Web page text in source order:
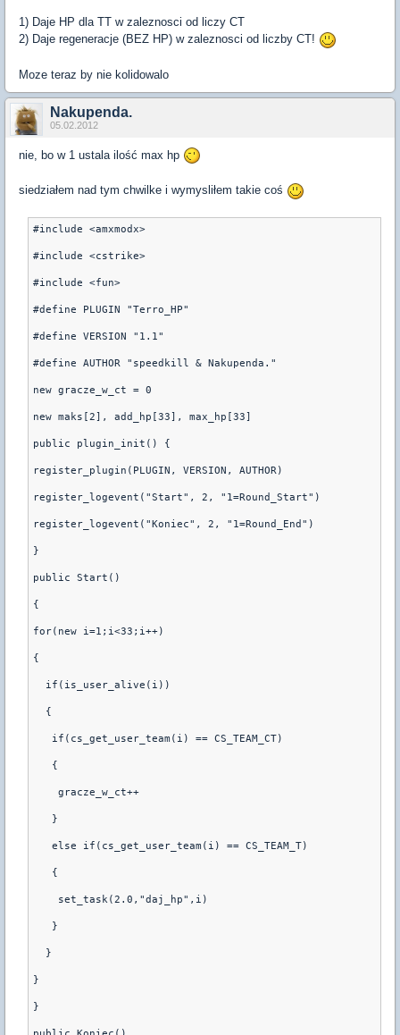
1) Daje HP dla TT w zaleznosci od liczy CT
2) Daje regeneracje (BEZ HP) w zaleznosci od liczby CT!
Moze teraz by nie kolidowalo
Nakupenda.
05.02.2012
nie, bo w 1 ustala ilość max hp
siedziałem nad tym chwilke i wymysliłem takie coś
#include <amxmodx>
#include <cstrike>
#include <fun>
#define PLUGIN "Terro_HP"
#define VERSION "1.1"
#define AUTHOR "speedkill & Nakupenda."
new gracze_w_ct = 0
new maks[2], add_hp[33], max_hp[33]
public plugin_init() {
register_plugin(PLUGIN, VERSION, AUTHOR)
register_logevent("Start", 2, "1=Round_Start")
register_logevent("Koniec", 2, "1=Round_End")
}
public Start()
{
for(new i=1;i<33;i++)
{
  if(is_user_alive(i))
  {
   if(cs_get_user_team(i) == CS_TEAM_CT)
   {
    gracze_w_ct++
   }
   else if(cs_get_user_team(i) == CS_TEAM_T)
   {
    set_task(2.0,"daj_hp",i)
   }
  }
}
}